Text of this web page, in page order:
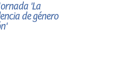
'La
de género